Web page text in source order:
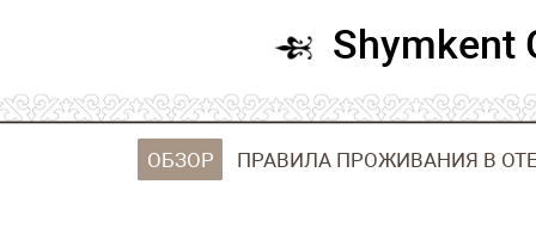
Бесплатная
парковка
Hotel management software